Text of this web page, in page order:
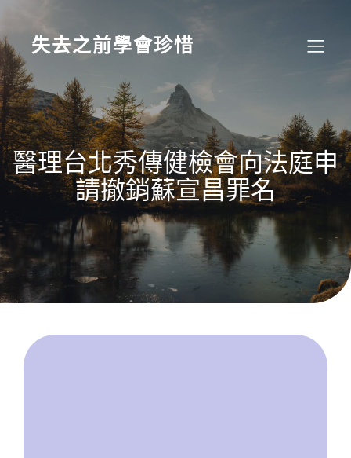
content
失去之前學會珍惜
醫理台北秀傳健檢會向法庭申
請撤銷蘇宣昌罪名